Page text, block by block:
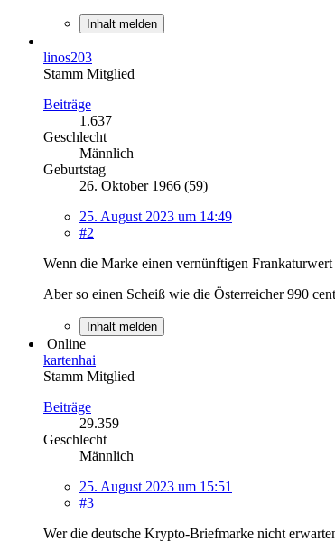
Inhalt melden
linos203
Stamm Mitglied
Beiträge
1.637
Geschlecht
Männlich
Geburtstag
26. Oktober 1966 (59)
25. August 2023 um 14:49
#2
Wenn die Marke einen vernünftigen Frankaturwert
Aber so einen Scheiß wie die Österreicher 990
Inhalt melden
Online
kartenhai
Stamm Mitglied
Beiträge
29.359
Geschlecht
Männlich
25. August 2023 um 15:51
#3
Wer die deutsche Krypto-Briefmarke nicht